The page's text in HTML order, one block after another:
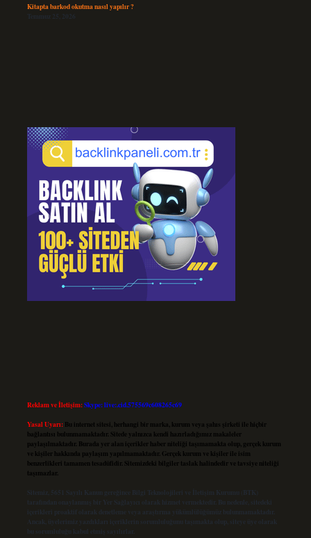
Kitapta barkod okutma nasıl yapılır ?
Temmuz 25, 2026
Reklam ve İletişim:Skype: live:.cid.575569c608265c69
Yasal Uyarı: Bu internet sitesi, herhangi bir marka, kurum veya şahıs şirketi ile hiçbir
bağlantısı bulunmamaktadır. Sitede yalnızca kendi hazırladığımız makaleler
paylaşılmaktadır. Burada yer alan içerikler haber niteliği taşımamakta olup, gerçek kurum
ve kişiler hakkında paylaşım yapılmamaktadır. Gerçek kurum ve kişiler ile isim
benzerlikleri tamamen tesadüfidir. Sitemizdeki bilgiler taslak halindedir ve tavsiye niteliği
taşımazlar.
Sitemiz, 5651 Sayılı Kanun gereğince Bilgi Teknolojileri ve İletişim Kurumu (BTK)
tarafından onaylanmış bir Yer Sağlayıcı olarak hizmet vermektedir. Bu nedenle, sitedeki
içerikleri proaktif olarak denetleme veya araştırma yükümlülüğümüz bulunmamaktadır.
Ancak, üyelerimiz yazdıkları içeriklerin sorumluluğunu taşımakta olup, siteye üye olarak
bu sorumluluğu kabul etmiş sayılırlar.